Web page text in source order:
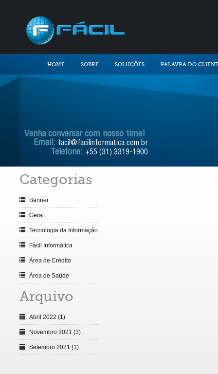
HOME SOBRE SOLUÇÕES PALAVRA DO
Venha conversar com nosso time!
Email: facil@facilinformatica.com.br
Telefone: +55 (31) 3319-1900
Categorias
Banner
Geral
Tecnologia da Informação
Fácil Informática
Área de Crédito
Área de Saúde
Arquivo
Abril 2022 (1)
Novembro 2021 (3)
Setembro 2021 (1)